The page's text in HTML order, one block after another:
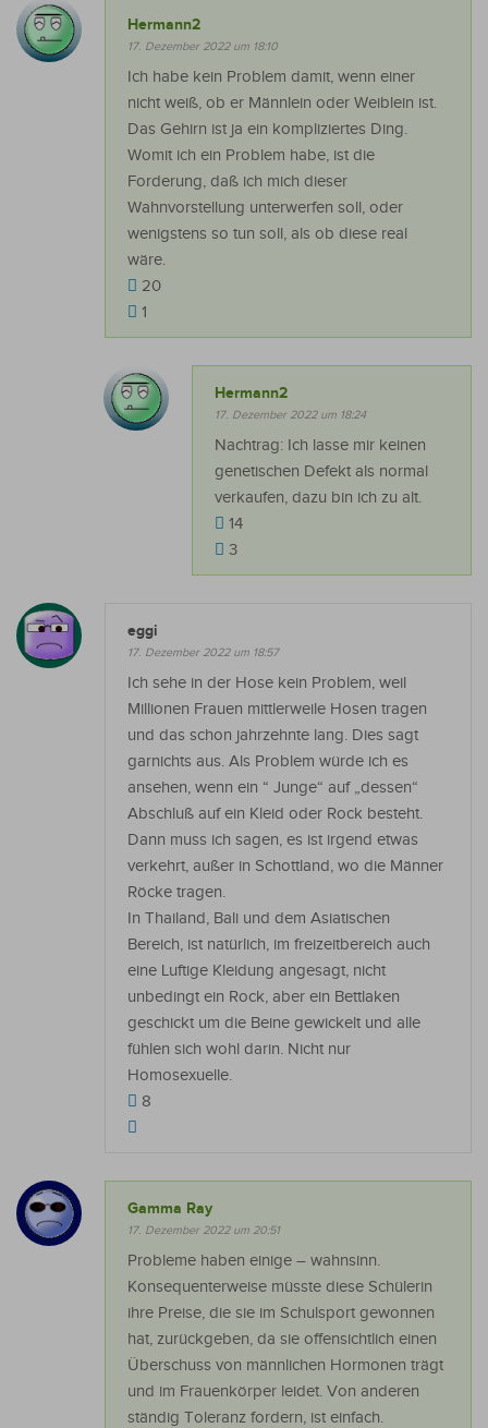
Hermann2
17. Dezember 2022 um 18:10
Ich habe kein Problem damit, wenn einer
nicht weiß, ob er Männlein oder Weiblein ist.
Das Gehirn ist ja ein kompliziertes Ding.
Womit ich ein Problem habe, ist die
Forderung, daß ich mich dieser
Wahnvorstellung unterwerfen soll, oder
wenigstens so tun soll, als ob diese real
wäre.
20
1
Hermann2
17. Dezember 2022 um 18:24
Nachtrag: Ich lasse mir keinen
genetischen Defekt als normal
verkaufen, dazu bin ich zu alt.
14
3
eggi
17. Dezember 2022 um 18:57
Ich sehe in der Hose kein Problem, weil
Millionen Frauen mittlerweile Hosen tragen
und das schon jahrzehnte lang. Dies sagt
garnichts aus. Als Problem würde ich es
ansehen, wenn ein “ Junge“ auf „dessen“
Abschluß auf ein Kleid oder Rock besteht.
Dann muss ich sagen, es ist irgend etwas
verkehrt, außer in Schottland, wo die Männer
Röcke tragen.
In Thailand, Bali und dem Asiatischen
Bereich, ist natürlich, im freizeitbereich auch
eine Luftige Kleidung angesagt, nicht
unbedingt ein Rock, aber ein Bettlaken
geschickt um die Beine gewickelt und alle
fühlen sich wohl darin. Nicht nur
Homosexuelle.
8
Gamma Ray
17. Dezember 2022 um 20:51
Probleme haben einige – wahnsinn.
Konsequenterweise müsste diese Schülerin
ihre Preise, die sie im Schulsport gewonnen
hat, zurückgeben, da sie offensichtlich einen
Überschuss von männlichen Hormonen trägt
und im Frauenkörper leidet. Von anderen
ständig Toleranz fordern, ist einfach.